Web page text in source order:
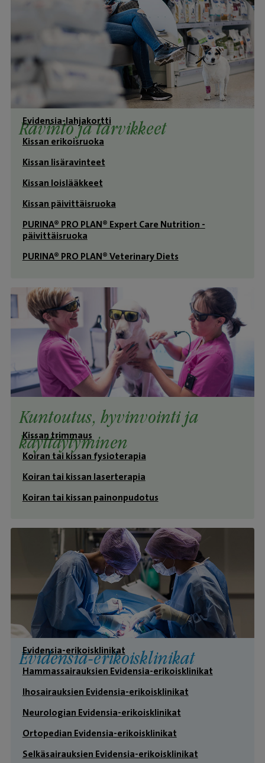
Ravinto ja tarvikkeet
Evidensia-lahjakortti
Kissan erikoisruoka
Kissan lisäravinteet
Kissan loislääkkeet
Kissan päivittäisruoka
PURINA® PRO PLAN® Expert Care Nutrition -
päivittäisruoka
PURINA® PRO PLAN® Veterinary Diets
Kuntoutus, hyvinvointi ja
käyttäytyminen
Kissan trimmaus
Koiran tai kissan fysioterapia
Koiran tai kissan laserterapia
Koiran tai kissan painonpudotus
Evidensia-erikoisklinikat
Evidensia-erikoisklinikat
Hammassairauksien Evidensia-erikoisklinikat
Ihosairauksien Evidensia-erikoisklinikat
Neurologian Evidensia-erikoisklinikat
Ortopedian Evidensia-erikoisklinikat
Selkäsairauksien Evidensia-erikoisklinikat